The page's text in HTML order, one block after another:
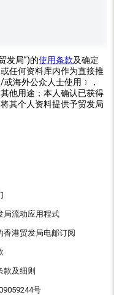
发局”)的使用条款及确定
任何资料库内作为直接推
海外公众人士使用﹞，
他用途；本人确认已获得
其个人资料提供予贸发局
局流动应用程式
香港贸发局电邮订阅
款及细则
号